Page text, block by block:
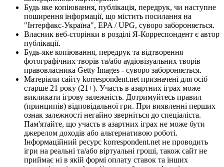
Будь яке копіювання, публікація, передрук, чи наступне
поширення інформації, що містить посилання на
"Інтерфакс-Україна", EPA / UPG, суворо забороняється.
Власник веб-сторінки в розділі Я-Корреспондент є автор
публікації.
Будь-яке копіювання, передрук та відтворення
фотографічних творів та/або аудіовізуальних творів
правовласника Getty Images - суворо забороняється.
Матеріали сайту korrespondent.net призначені для осіб
старше 21 року (21+). Участь в азартних іграх може
викликати ігрову залежність. Дотримуйтесь правил
(принципів) відповідальної гри. При виявленні перших
ознак залежності негайно зверніться до спеціаліста.
Пам'ятайте, що участь в азартних іграх не може бути
джерелом доходів або альтернативою роботі.
Інформаційний ресурс korrespondent.net не проводить
ігри на реальні та/або віртуальні гроші, також сайт не
приймає ні в якій формі оплату ставок та інших